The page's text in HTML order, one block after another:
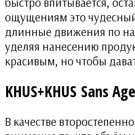
ощущениям это
длинные движения по
уделяя нанесению
красивым, но чтобы
KHUS+KHUS Sans
В качестве